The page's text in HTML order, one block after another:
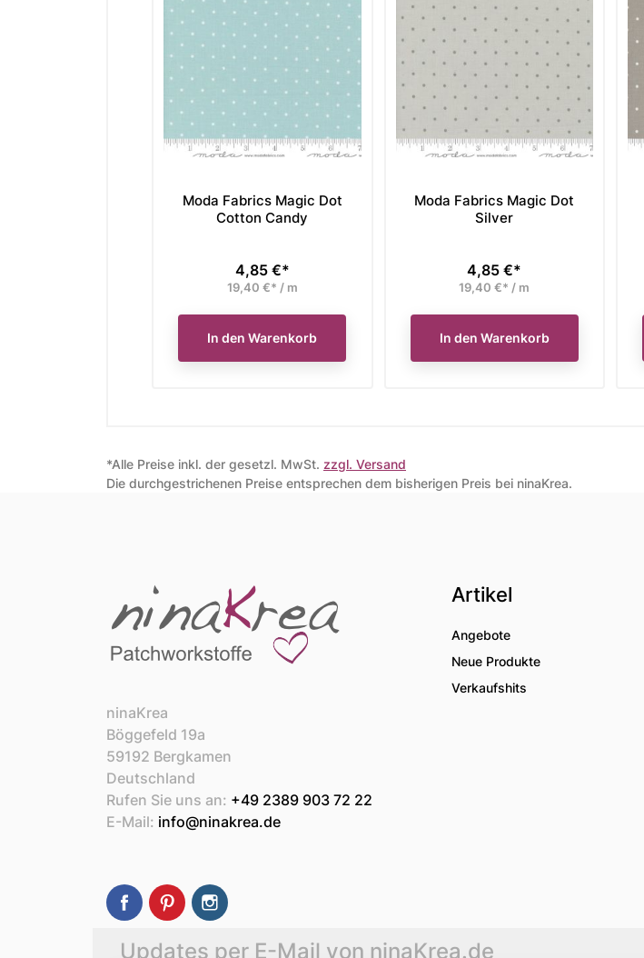
Moda Fabrics Magic Dot
Cotton Candy
Preis
4,85 €*
19,40 €* / m
In den Warenkorb
Moda Fabrics Magic Dot
Silver
Preis
4,85 €*
19,40 €* / m
In den Warenkorb
*Alle Preise inkl. der gesetzl. MwSt. zzgl. Versand
Die durchgestrichenen Preise entsprechen dem bisherigen Preis bei ninaKrea.
ninaKrea
Böggefeld 19a
59192 Bergkamen
Deutschland
Rufen Sie uns an: +49 2389 903 72 22
E-Mail: info@ninakrea.de
Artikel
Angebote
Neue Produkte
Verkaufshits
FacebookPinterest
Updates per E-Mail von ninaKrea.de